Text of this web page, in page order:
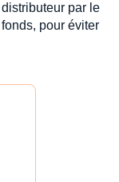
par le
pour éviter